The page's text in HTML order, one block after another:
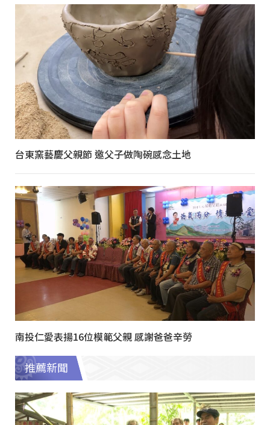
台東窯藝慶父親節 邀父子做陶碗感念土地
南投仁愛表揚16位模範父親 感謝爸爸辛勞
推薦新聞